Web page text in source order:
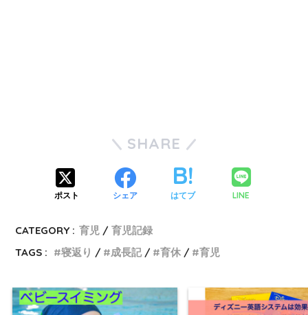
SHARE
ポスト シェア はてブ LINE
CATEGORY : 育児
育児記録
TAGS :
寝返り 成長記 育休 育児